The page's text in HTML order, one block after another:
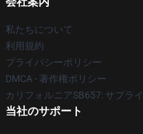
私たちについて
利用規約
プライバシーポリシー
DMCA - 著作権ポリシー
カリフォルニアSB657: サプラ
当社のサポート